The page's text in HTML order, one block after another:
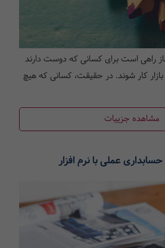
راهی است برای کسانی که دوست دارند
کار شوند. در حقیقت، کسانی که هیچ
مشاهده جزییات
حسابداری عملی با نرم افزار